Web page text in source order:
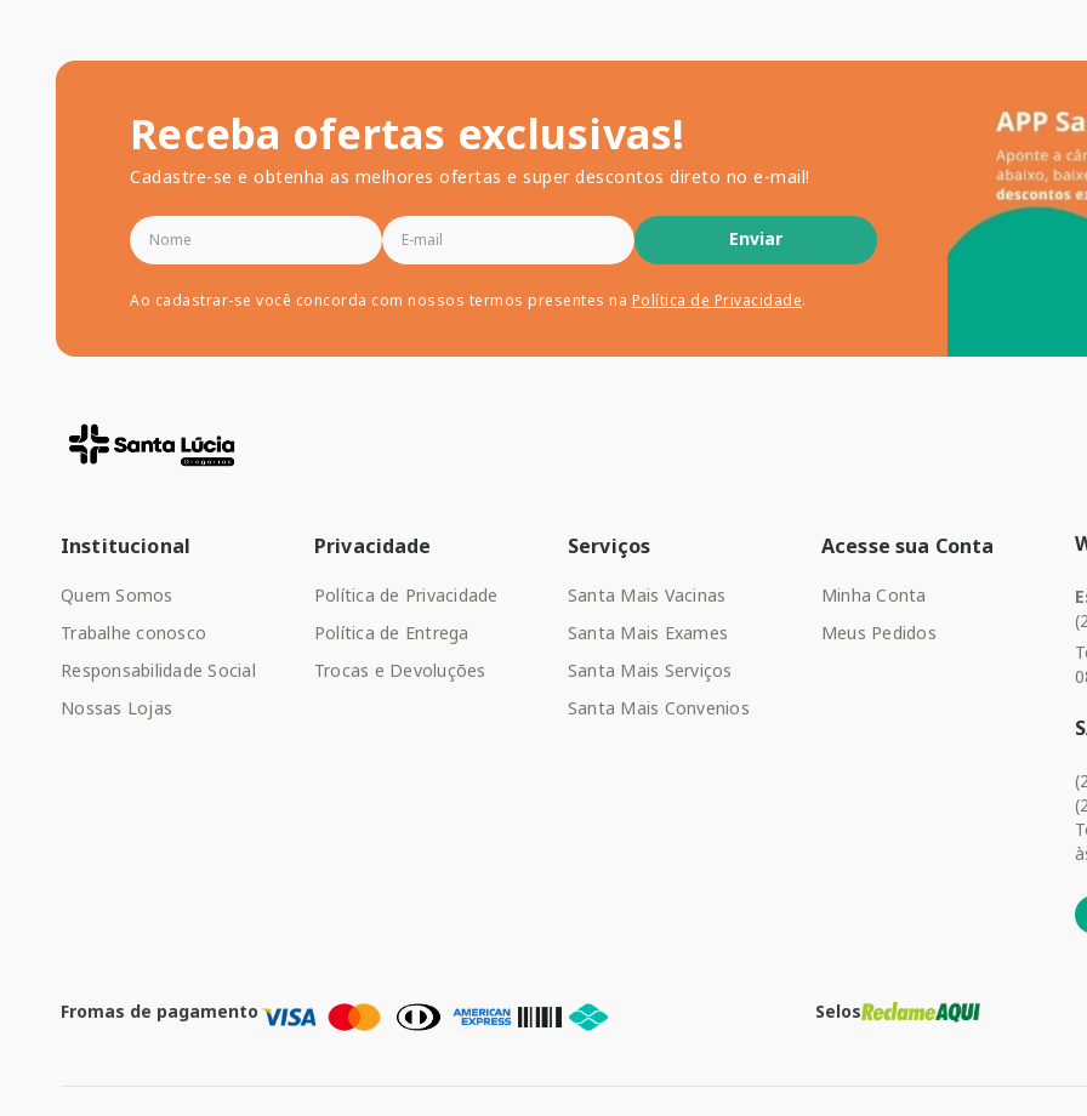
Receba ofertas exclusivas!
Cadastre-se e obtenha as melhores ofertas e super descontos direto no e-mail!
Enviar
Ao cadastrar-se você concorda com nossos termos presentes na Política de Privacidade.
Institucional
Quem Somos
Trabalhe conosco
Responsabilidade Social
Nossas Lojas
Privacidade
Política de Privacidade
Política de Entrega
Trocas e Devoluções
Serviços
Santa Mais Vacinas
Santa Mais Exames
Santa Mais Serviços
Santa Mais Convenios
Acesse sua Conta
Minha Conta
Meus Pedidos
Fromas de pagamento Selos